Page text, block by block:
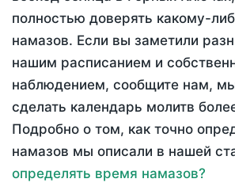
полностью доверять какому-
намазов. Если вы заметили
нашим расписанием и
наблюдением, сообщите нам,
сделать календарь молитв
Подробно о том, как точно
намазов мы описали в нашей
определять время намазов?